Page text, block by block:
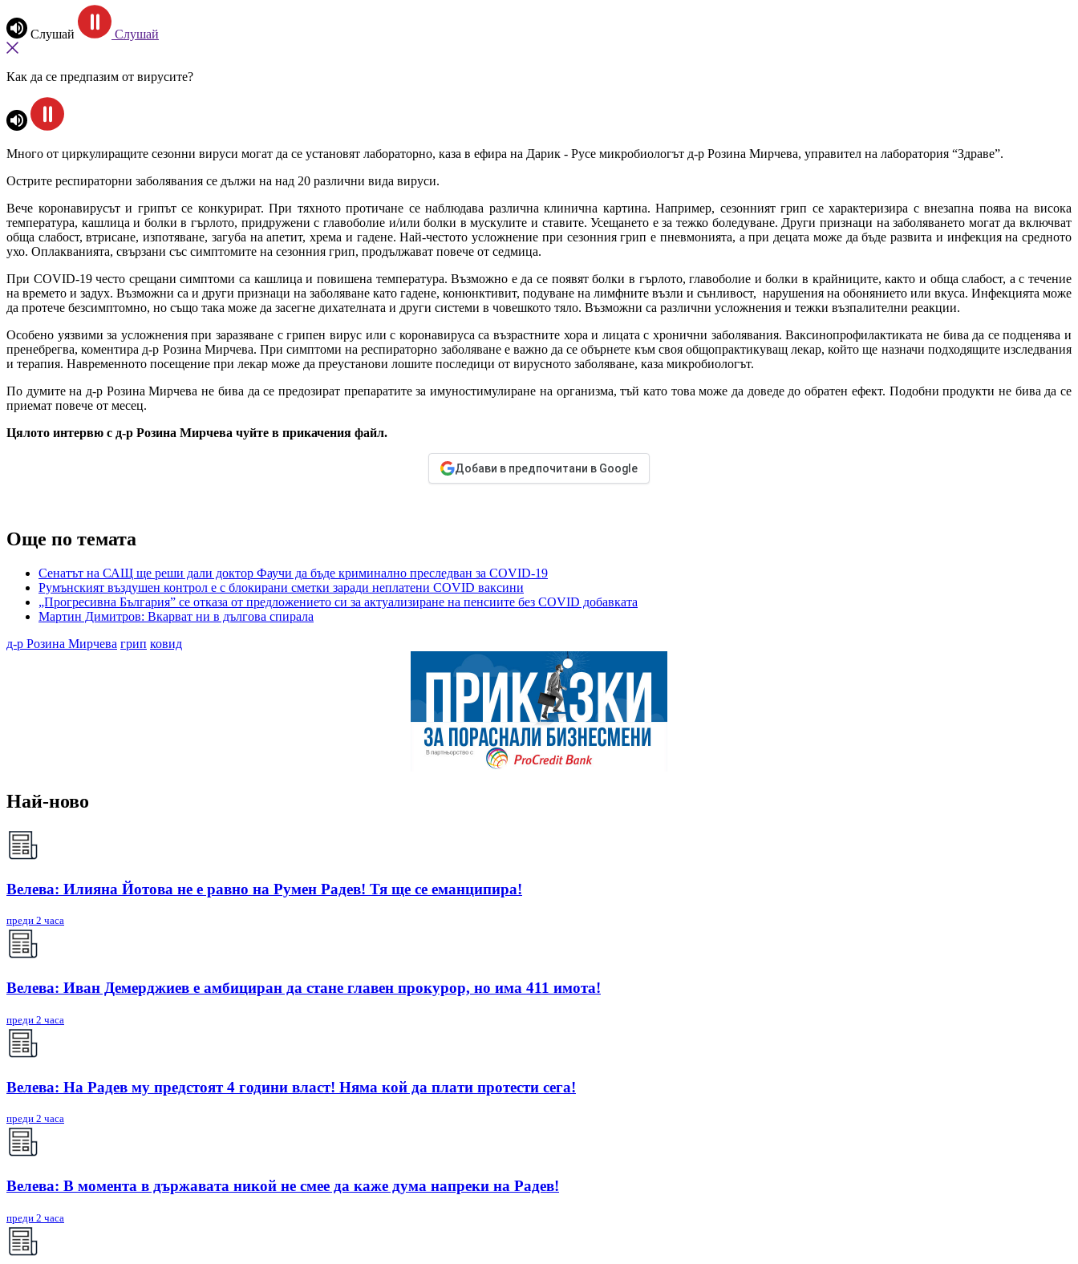
Слушай Слушай
Как да се предпазим от вирусите?
Много от циркулиращите сезонни вируси могат да се установят лабораторно, каза в ефира на Дарик - Русе микробиологът д-р Розина Мирчева, управител на лаборатория “Здраве”.
Острите респираторни заболявания се дължи на над 20 различни вида вируси.
Вече коронавирусът и грипът се конкурират. При тяхното протичане се наблюдава различна клинична картина. Например, сезонният грип се характеризира с внезапна поява на висока
температура, кашлица и болки в гърлото, придружени с главоболие и/или болки в мускулите и ставите. Усещането е за тежко боледуване. Други признаци на заболяването могат да включват
обща слабост, втрисане, изпотяване, загуба на апетит, хрема и гадене. Най-честото усложнение при сезонния грип е пневмонията, а при децата може да бъде развита и инфекция на средното
ухо. Оплакванията, свързани със симптомите на сезонния грип, продължават повече от седмица.
При COVID-19 често срещани симптоми са кашлица и повишена температура. Възможно е да се появят болки в гърлото, главоболие и болки в крайниците, както и обща слабост, а с течение
на времето и задух. Възможни са и други признаци на заболяване като гадене, конюнктивит, подуване на лимфните възли и сънливост, нарушения на обонянието или вкуса. Инфекцията може
да протече безсимптомно, но също така може да засегне дихателната и други системи в човешкото тяло. Възможни са различни усложнения и тежки възпалителни реакции.
Особено уязвими за усложнения при заразяване с грипен вирус или с коронавируса са възрастните хора и лицата с хронични заболявания. Ваксинопрофилактиката не бива да се подценява и
пренебрегва, коментира д-р Розина Мирчева. При симптоми на респираторно заболяване е важно да се обърнете към своя общопрактикуващ лекар, който ще назначи подходящите изследвания
и терапия. Навременното посещение при лекар може да преустанови лошите последици от вирусното заболяване, каза микробиологът.
По думите на д-р Розина Мирчева не бива да се предозират препаратите за имуностимулиране на организма, тъй като това може да доведе до обратен ефект. Подобни продукти не бива да се
приемат повече от месец.
Цялото интервю с д-р Розина Мирчева чуйте в прикачения файл.
Добави в предпочитани в Google
Още по темата
Сенатът на САЩ ще реши дали доктор Фаучи да бъде криминално преследван за COVID-19
Румънският въздушен контрол е с блокирани сметки заради неплатени COVID ваксини
„Прогресивна България” се отказа от предложението си за актуализиране на пенсиите без COVID добавката
Мартин Димитров: Вкарват ни в дългова спирала
д-р Розина Мирчева грип ковид
Най-ново
Велева: Илияна Йотова не е равно на Румен Радев! Тя ще се еманципира!
преди 2 часа
Велева: Иван Демерджиев е амбициран да стане главен прокурор, но има 411 имота!
преди 2 часа
Велева: На Радев му предстоят 4 години власт! Няма кой да плати протести сега!
преди 2 часа
Велева: В момента в държавата никой не смее да каже дума напреки на Радев!
преди 2 часа